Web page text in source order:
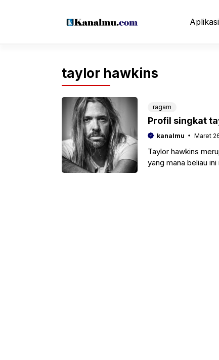
Aplikasi
taylor hawkins
ragam
Profil singkat
kanalmu Maret
Taylor hawkins
yang mana beliau